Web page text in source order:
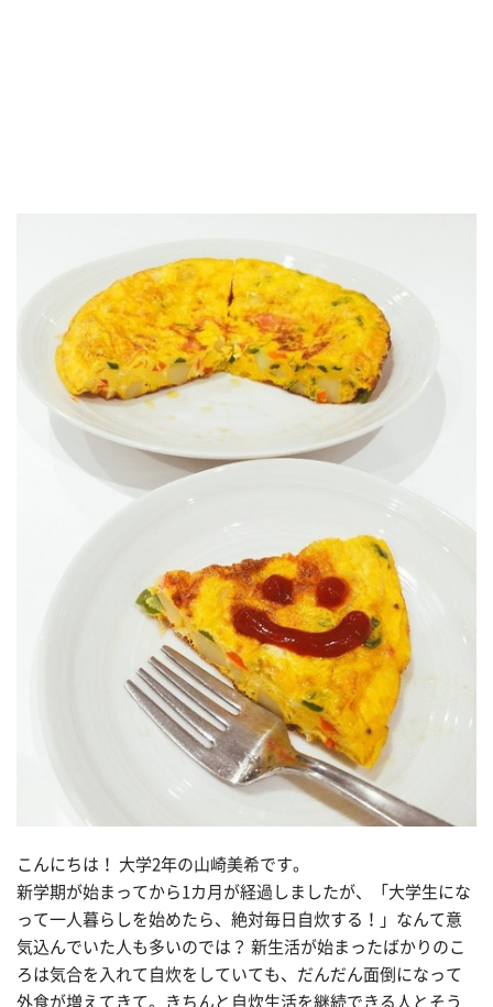
こんにちは！ 大学2年の山崎美希です。
新学期が始まってから1カ月が経過しましたが、「大学生にな
って一人暮らしを始めたら、絶対毎日自炊する！」なんて意
気込んでいた人も多いのでは？ 新生活が始まったばかりのこ
ろは気合を入れて自炊をしていても、だんだん面倒になって
外食が増えてきて。きちんと自炊生活を継続できる人とそう